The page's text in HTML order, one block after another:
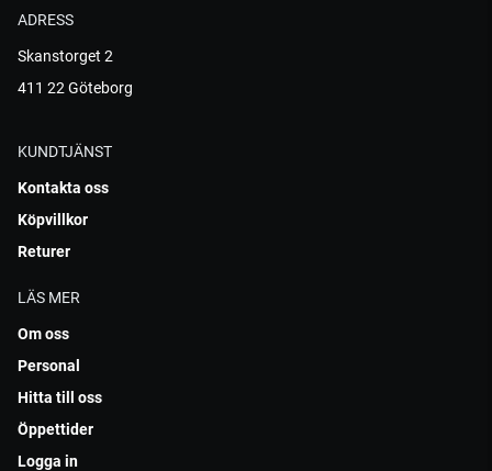
ADRESS
Skanstorget 2
411 22 Göteborg
KUNDTJÄNST
Kontakta oss
Köpvillkor
Returer
LÄS MER
Om oss
Personal
Hitta till oss
Öppettider
Logga in